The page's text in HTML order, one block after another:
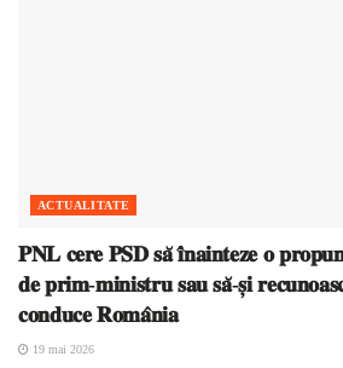
ACTUALITATE
𝐏𝐍𝐋 𝐜𝐞𝐫𝐞 𝐏𝐒𝐃 𝐬𝐚̆ 𝐢̂𝐧𝐚𝐢𝐧𝐭𝐞𝐳𝐞 𝐨
𝐝𝐞 𝐩𝐫𝐢𝐦-𝐦𝐢𝐧𝐢𝐬𝐭𝐫𝐮 𝐬𝐚𝐮 𝐬𝐚̆-𝐬̦𝐢
𝐜𝐨𝐧𝐝𝐮𝐜𝐞 𝐑𝐨𝐦𝐚̂𝐧𝐢𝐚
19 mai 2026